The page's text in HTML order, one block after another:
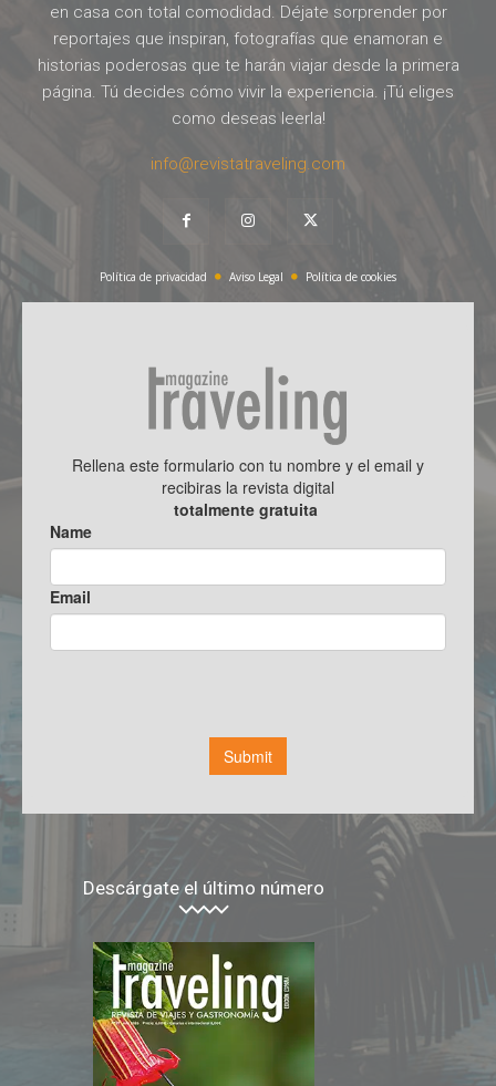
en casa con total comodidad. Déjate sorprender por
reportajes que inspiran, fotografías que enamoran e
historias poderosas que te harán viajar desde la primera
página. Tú decides cómo vivir la experiencia. ¡Tú eliges
como deseas leerla!
info@revistatraveling.com
Política de privacidad Aviso Legal Política de cookies
Descárgate el último número